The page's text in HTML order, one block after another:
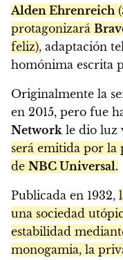
Alden Ehrenreich
protagonizará
feliz), adaptación
homónima escrita
Originalmente la
en 2015, pero fue
Network le dio luz
será emitida por
de NBC Universal.
Publicada en 1932,
una sociedad
estabilidad
monogamia, la